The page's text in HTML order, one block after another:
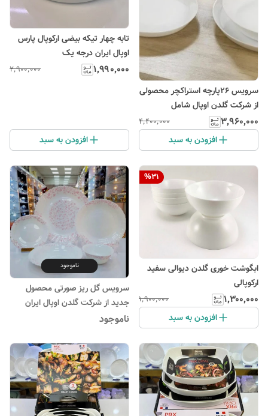
سرویس ۲۶پارچه استراکچر محصولی
از شرکت گلدن اوپال شامل
۳٬۹۶۰٬۰۰۰ ۴٬۴۰۰٬۰۰۰
افزودن به سبد
تابه چهار تیکه بیضی ارکوپال پارس
اوپال ایران درجه یک
۱٬۹۹۰٬۰۰۰ ۲٬۹۰۰٬۰۰۰
افزودن به سبد
%31
ابگوشت خوری گلدن دیوالی سفید
ارکوپالی
۱٬۳۰۰٬۰۰۰ ۱٬۹۰۰٬۰۰۰
افزودن به سبد
ناموجود
سرویس گل ریز صورتی محصول
جدید از شرکت گلدن اوپال ایران
ناموجود